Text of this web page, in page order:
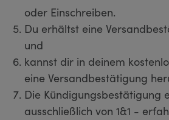
oder Einschreiben.
Du erhältst eine
und
kannst dir in deinem
eine Versandbestätigung
Die Kündigungsbestätigung
ausschließlich von 1&1 -